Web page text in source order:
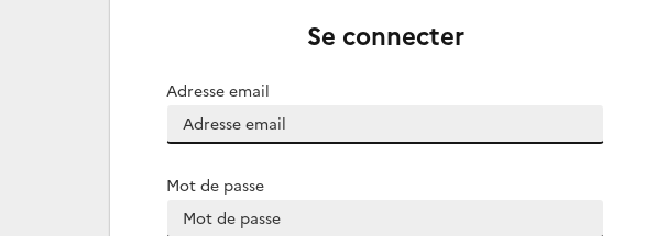
Se connecter
Adresse email
Mot de passe